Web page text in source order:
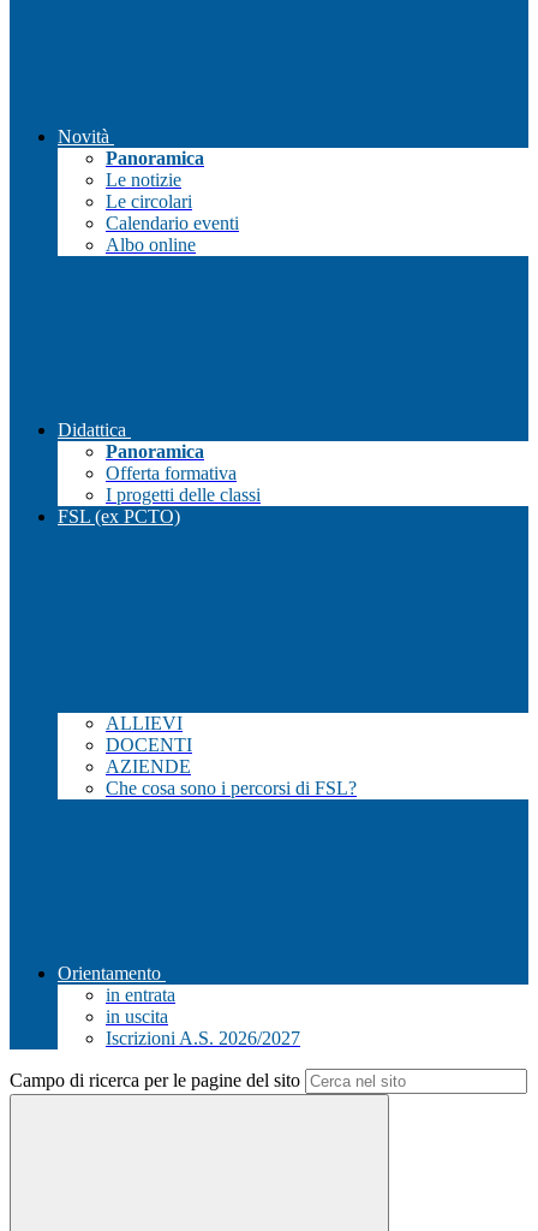
Novità
Panoramica
Le notizie
Le circolari
Calendario eventi
Albo online
Didattica
Panoramica
Offerta formativa
I progetti delle classi
FSL (ex PCTO)
ALLIEVI
DOCENTI
AZIENDE
Che cosa sono i percorsi di FSL?
Orientamento
in entrata
in uscita
Iscrizioni A.S. 2026/2027
Campo di ricerca per le pagine del sito